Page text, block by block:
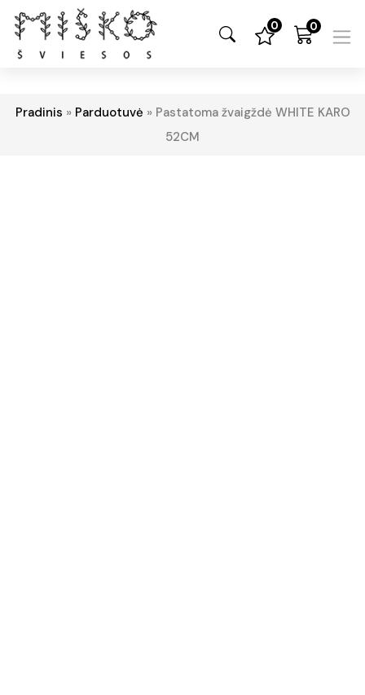
0 0
Pradinis » Parduotuvė » Pastatoma žvaigždė WHITE KARO
52CM